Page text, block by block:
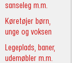
sanseleg m.m.
Køretøjer børn,
unge og voksen
Legeplads, baner,
udemøbler m.m.